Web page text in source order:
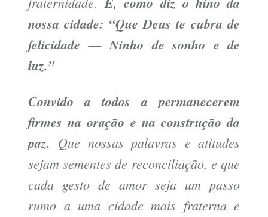
nossa cidade: “Que Deus te cubra de
felicidade — Ninho de sonho e de
luz.”
Convido a todos a permanecerem
firmes na oração e na construção da
paz. Que nossas palavras e atitudes
sejam sementes de reconciliação, e que
cada gesto de amor seja um passo
rumo a uma cidade mais fraterna e